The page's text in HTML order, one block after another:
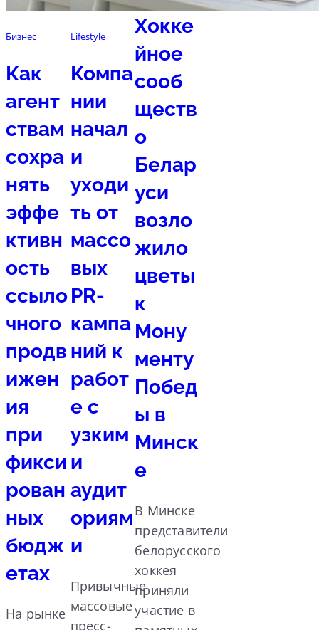
Бизнес
Как
агент
ствам
сохра
нять
эффе
ктивн
ость
ссыло
чного
продв
ижен
ия
при
фикси
рован
ных
бюдж
етах
На рынке
Lifestyle
Компа
нии
начал
и
уходи
ть от
массо
вых
PR-
кампа
ний к
работ
е с
узким
и
аудит
ориям
и
Привычные
массовые
пресс-
Хокке
йное
сооб
ществ
о
Белар
уси
возло
жило
цветы
к
Мону
менту
Побед
ы в
Минск
е
В Минске
представители
белорусского
хоккея
приняли
участие в